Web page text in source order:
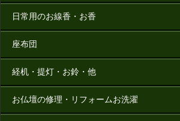
日常用のお線香・お香
座布団
経机・提灯・お鈴・他
お仏壇の修理・リフォームお洗濯